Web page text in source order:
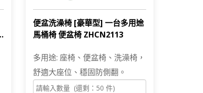
便盆洗澡椅 [豪華型] 一台多用途
馬桶椅 便盆椅 ZHCN2113
多用途: 座椅、便盆椅、洗澡椅，
舒適大座位、穩固防側翻。